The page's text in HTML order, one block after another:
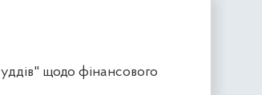
щодо фінансового